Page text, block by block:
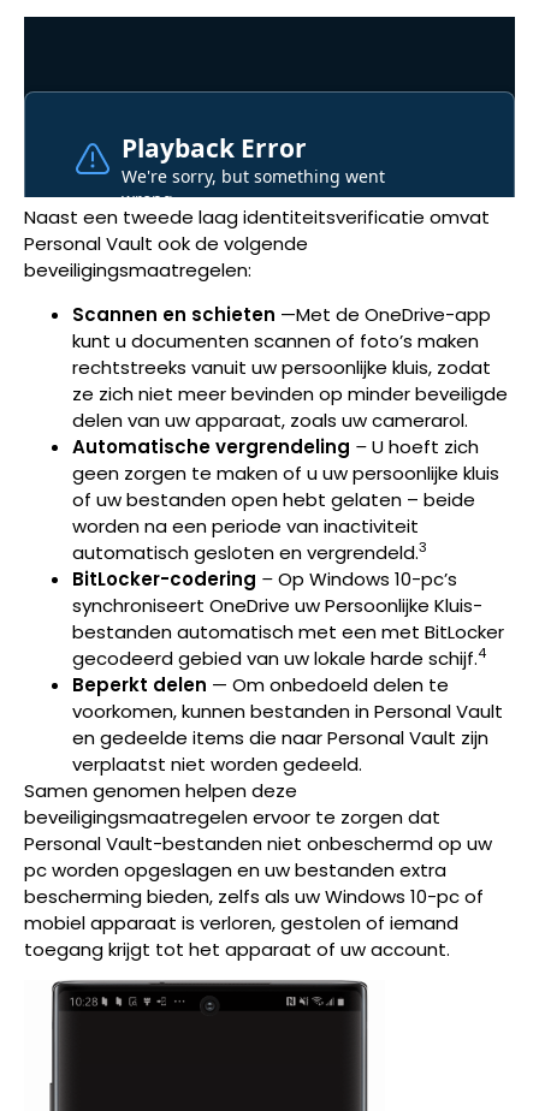
Naast een tweede laag identiteitsverificatie omvat
Personal Vault ook de volgende
beveiligingsmaatregelen:
Scannen en schieten —Met de OneDrive-app
kunt u documenten scannen of foto’s maken
rechtstreeks vanuit uw persoonlijke kluis, zodat
ze zich niet meer bevinden op minder beveiligde
delen van uw apparaat, zoals uw camerarol.
Automatische vergrendeling –U hoeft zich
geen zorgen te maken of u uw persoonlijke kluis
of uw bestanden open hebt gelaten – beide
worden na een periode van inactiviteit
automatisch gesloten en vergrendeld.3
BitLocker-codering –Op Windows 10-pc’s
synchroniseert OneDrive uw Persoonlijke Kluis-
bestanden automatisch met een met BitLocker
gecodeerd gebied van uw lokale harde schijf.4
Beperkt delen — Om onbedoeld delen te
voorkomen, kunnen bestanden in Personal Vault
en gedeelde items die naar Personal Vault zijn
verplaatst niet worden gedeeld.
Samen genomen helpen deze
beveiligingsmaatregelen ervoor te zorgen dat
Personal Vault-bestanden niet onbeschermd op uw
pc worden opgeslagen en uw bestanden extra
bescherming bieden, zelfs als uw Windows 10-pc of
mobiel apparaat is verloren, gestolen of iemand
toegang krijgt tot het apparaat of uw account.